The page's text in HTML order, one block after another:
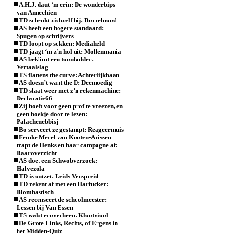
A.H.J. daut ‘m erin: De wonderbips
van Annechien
TD schenkt zichzelf bij: Borrelnood
AS heeft een hogere standaard:
Spugen op schrijvers
TD loopt op sokken: Mediaheld
TD jaagt ‘m z’n hol uit: Mollenmania
AS beklimt een toonladder:
Vertaalslag
TS flattens the curve: Achterlijkbaan
AS doesn’t want the D: Deemoedig
TD slaat weer met z’n rekenmachine:
Declaratie66
Zij hoeft voor geen prof te vreezen, en
geen boekje door te lezen:
Palachenebbisj
Bo serveert ze gestampt: Reageermuis
Femke Merel van Kooten-Arissen
trapt de Henks en haar campagne af:
Raaroverzicht
AS doet een Schwobverzoek:
Halvezola
TD is ontzet: Leids Verspreid
TD rekent af met een Harfucker:
Blombastisch
AS recenseert de schoolmeester:
Lessen bij Van Essen
TS walst eroverheen: Klootviool
De Grote Links, Rechts, of Ergens in
het Midden-Quiz